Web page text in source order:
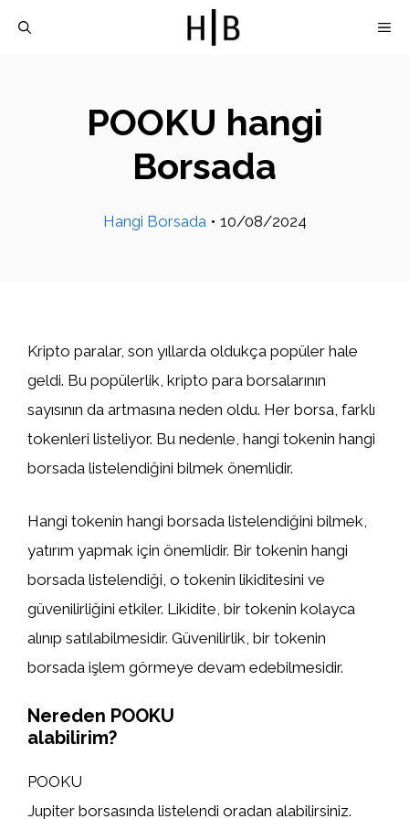
POOKU hangi
Borsada
Hangi Borsada • 10/08/2024
Kripto paralar, son yıllarda oldukça popüler hale
geldi. Bu popülerlik, kripto para borsalarının
sayısının da artmasına neden oldu. Her borsa, farklı
tokenleri listeliyor. Bu nedenle, hangi tokenin hangi
borsada listelendiğini bilmek önemlidir.
Hangi tokenin hangi borsada listelendiğini bilmek,
yatırım yapmak için önemlidir. Bir tokenin hangi
borsada listelendiği, o tokenin likiditesini ve
güvenilirliğini etkiler. Likidite, bir tokenin kolayca
alınıp satılabilmesidir. Güvenilirlik, bir tokenin
borsada işlem görmeye devam edebilmesidir.
Nereden POOKU
alabilirim?
POOKU
Jupiter borsasında listelendi oradan alabilirsiniz.